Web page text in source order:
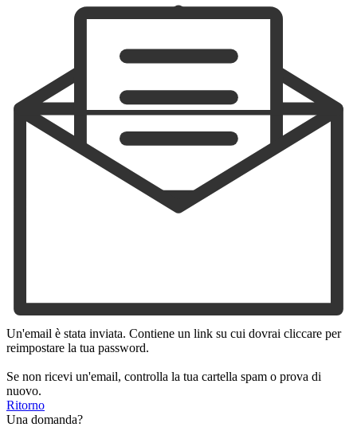
Un'email è stata inviata. Contiene un link su cui dovrai cliccare per
reimpostare la tua password.
Se non ricevi un'email, controlla la tua cartella spam o prova di
nuovo.
Ritorno
Una domanda?